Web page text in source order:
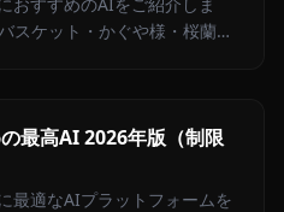
スケット・かぐや様・桜蘭高
最高AI 2026年版（制限
最適なAIプラットフォームを